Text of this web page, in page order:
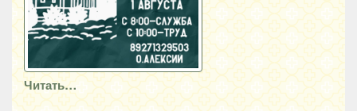
Читать…